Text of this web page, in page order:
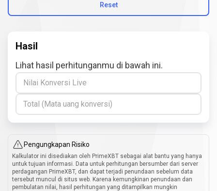
Reset
Hasil
Lihat hasil perhitunganmu di bawah ini.
Nilai Konversi Live
Total (Mata uang konversi)
Pengungkapan Risiko
Kalkulator ini disediakan oleh PrimeXBT sebagai alat bantu yang hanya
untuk tujuan informasi. Data untuk perhitungan bersumber dari server
perdagangan PrimeXBT, dan dapat terjadi penundaan sebelum data
tersebut muncul di situs web. Karena kemungkinan penundaan dan
pembulatan nilai, hasil perhitungan yang ditampilkan mungkin